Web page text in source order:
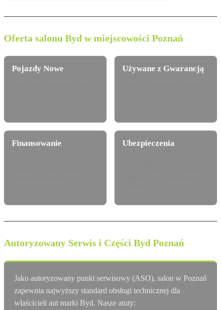
Oferta salonu Byd w miejscowości Poznań
Pojazdy Nowe Używane z Gwarancją
Finansowanie Ubezpieczenia
Autoryzowany Serwis i Części Byd Poznań
Jako autoryzowany punkt serwisowy (ASO), salon w Poznań
zapewnia najwyższy standard obsługi technicznej dla
właścicieli aut marki Byd. Nasze atuty: